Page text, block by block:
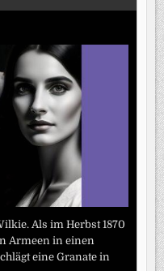
Als im Herbst 1870
Armeen in einen
eine Granate in